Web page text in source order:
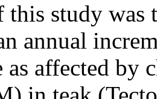
study was
annual
as affected by